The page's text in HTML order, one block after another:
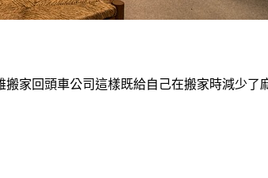
家回頭車公司這樣既給自己在搬家時減少